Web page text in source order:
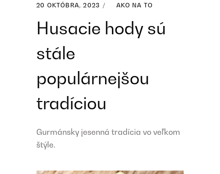
20 OKTÓBRA, 2023 AKO NA TO
Husacie hody sú
stále
populárnejšou
tradíciou
Gurmánsky jesenná tradícia vo veľkom
štýle.